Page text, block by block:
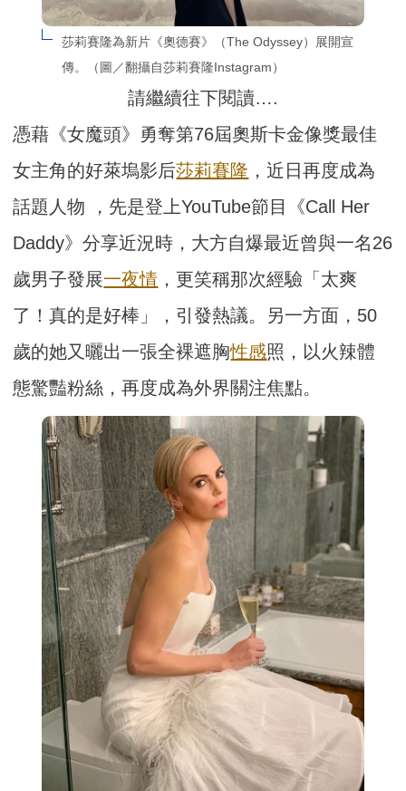
莎莉賽隆為新片《奧德賽》（The Odyssey）展開宣
傳。（圖／翻攝自莎莉賽隆Instagram）
請繼續往下閱讀….
憑藉《女魔頭》勇奪第76屆奧斯卡金像獎最佳
女主角的好萊塢影后莎莉賽隆 ，近日再度成為
話題人物 ，先是登上YouTube節目《Call Her
Daddy》分享近況時，大方自爆最近曾與一名26
歲男子發展一夜情 ，更笑稱那次經驗「太爽
了！真的是好棒」，引發熱議。另一方面，50
歲的她又曬出一張全裸遮胸性感照，以火辣體
態驚豔粉絲，再度成為外界關注焦點。